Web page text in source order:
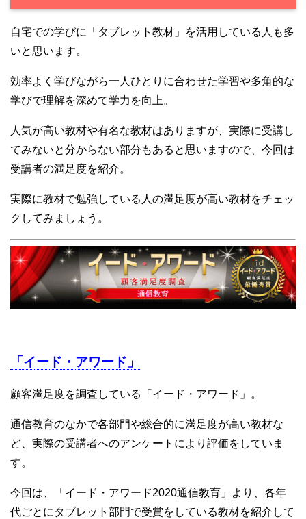
自宅での学びに「タブレット教材」を活用している人も多
いと思います。
効率よく学びながら一人ひとりに合わせた学習や多角的な
学びで理解を深めて学力を向上。
人気が高い教材や有名な教材はありますが、実際に受講し
てみないと分からない部分もあると思いますので、今回は
受講者の満足度を紹介。
実際に教材で勉強している人の満足度が高い教材をチェッ
クしてみましょう。
「イード・アワード」
顧客満足度を調査している「イード・アワード」。
通信教育のなかで各部門や総合的に満足度が高い教材な
ど、実際の受講者へのアンケートにより評価をしていま
す。
今回は、「イード・アワード2020通信教育」より、各年
代ごとにタブレット部門で受賞をしている教材を紹介して